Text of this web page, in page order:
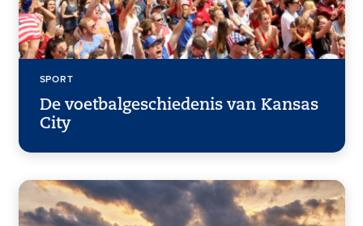
SPORT
De voetbalgeschiedenis van Kansas
City